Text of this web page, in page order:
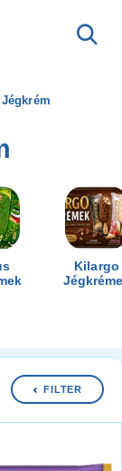
Kilargo
FILTER